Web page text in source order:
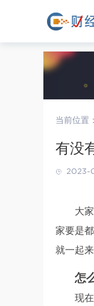
当前位置：
有没
2023-
大
家要是
就一起
怎
现